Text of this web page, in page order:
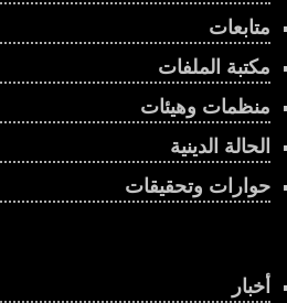
متابعات
مكتبة الملفات
منظمات وهيئات
الحالة الدينية
حوارات وتحقيقات
أخبار